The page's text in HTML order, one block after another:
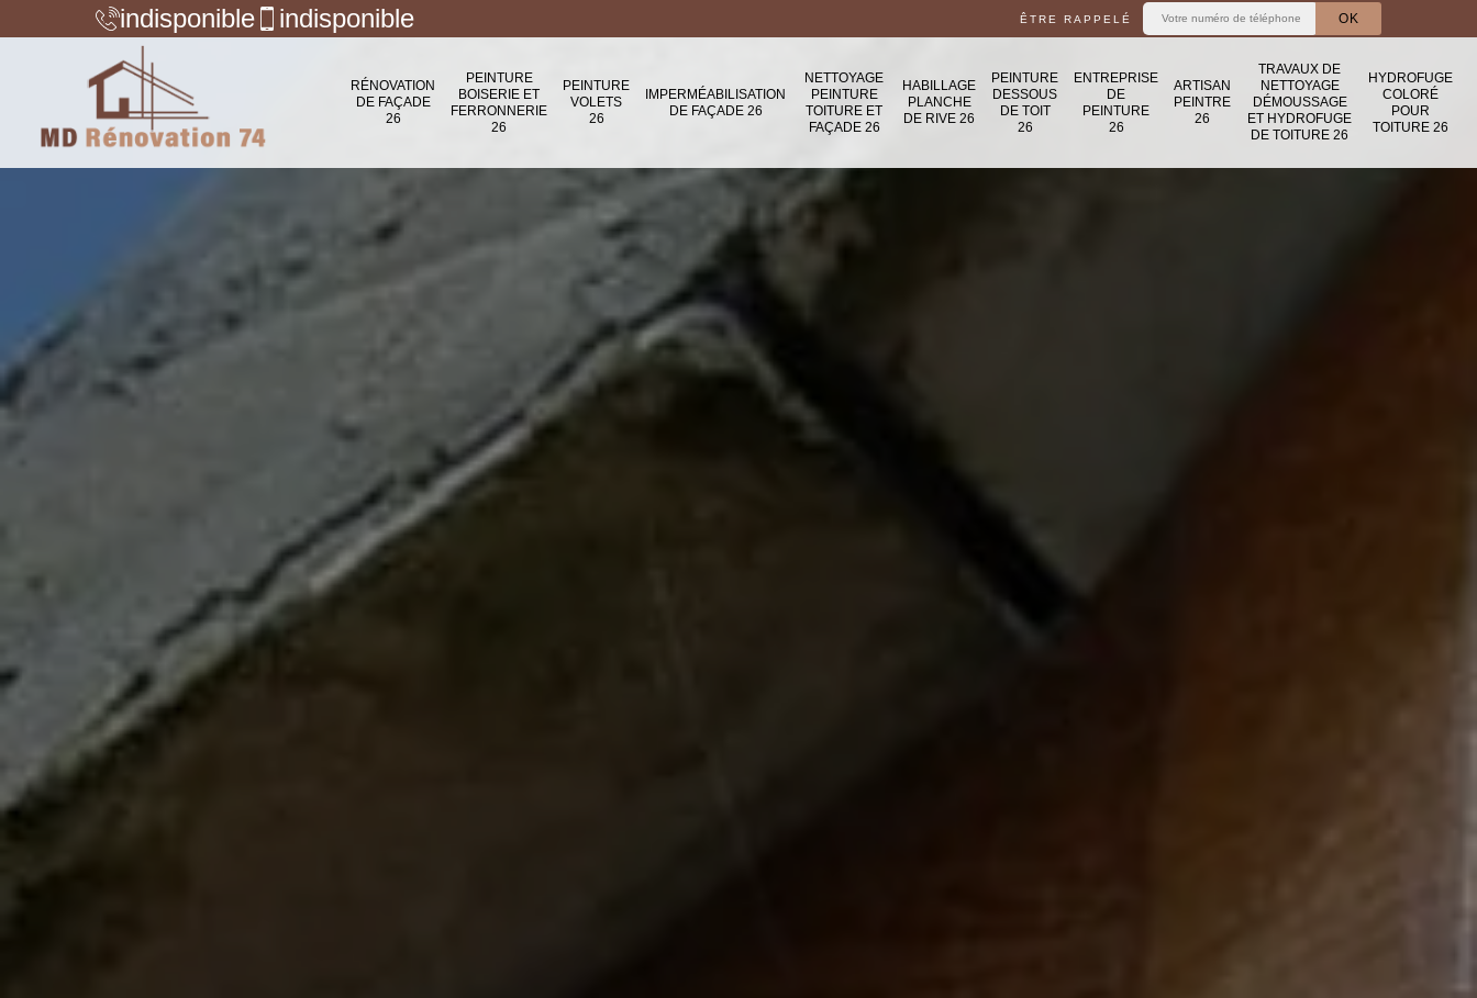
indisponible indisponible ÊTRE RAPPELÉ
RÉNOVATION
DE FAÇADE
26
PEINTURE
BOISERIE ET
FERRONNERIE
26
PEINTURE
VOLETS
26
IMPERMÉABILISATION
DE FAÇADE 26
NETTOYAGE
PEINTURE
TOITURE ET
FAÇADE 26
HABILLAGE
PLANCHE
DE RIVE 26
PEINTURE
DESSOUS
DE TOIT
26
ENTREPRISE
DE
PEINTURE
26
ARTISAN
PEINTRE
26
TRAVAUX DE
NETTOYAGE
DÉMOUSSAGE
ET HYDROFUGE
DE TOITURE 26
HYDROFUGE
COLORÉ
POUR
TOITURE 26